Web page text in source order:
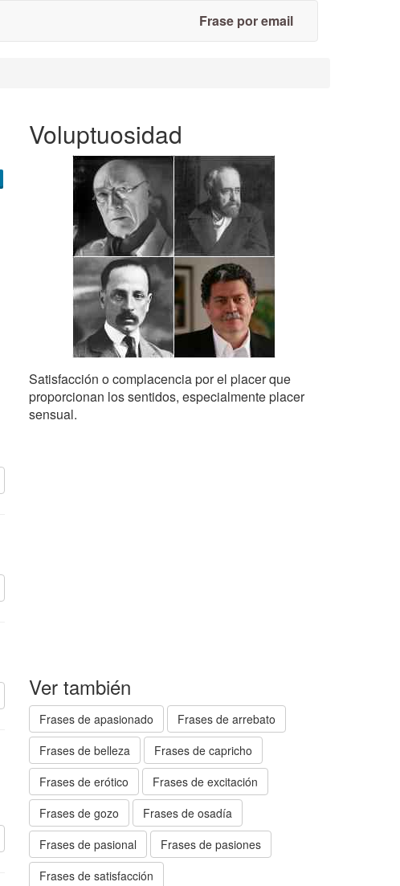
Frase por email
Voluptuosidad
Satisfacción o complacencia por el placer que
proporcionan los sentidos, especialmente placer
sensual.
Ver también
Frases de apasionado
Frases de arrebato
Frases de belleza
Frases de capricho
Frases de erótico
Frases de excitación
Frases de gozo
Frases de osadía
Frases de pasional
Frases de pasiones
Frases de satisfacción